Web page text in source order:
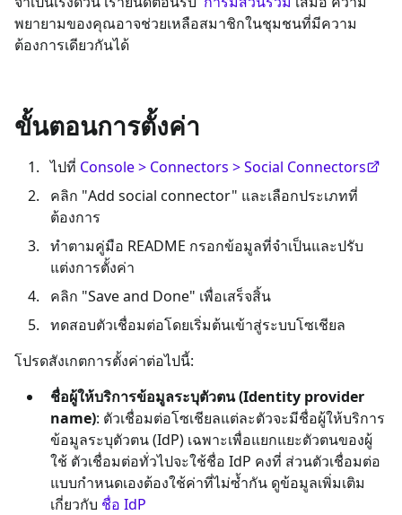
พยายามของคุณอาจช่วยเหลือสมาชิกในชุมชนที่มีความ
ต้องการเดียวกันได้
ขั้นตอนการตั้งค่า
ไปที่ Console > Connectors > Social Connectors
คลิก "Add social connector" และเลือกประเภทที่
ต้องการ
ทำตามคู่มือ README กรอกข้อมูลที่จำเป็นและปรับ
แต่งการตั้งค่า
คลิก "Save and Done" เพื่อเสร็จสิ้น
ทดสอบตัวเชื่อมต่อโดยเริ่มต้นเข้าสู่ระบบโซเชียล
โปรดสังเกตการตั้งค่าต่อไปนี้:
ชื่อผู้ให้บริการข้อมูลระบุตัวตน (Identity provider
name): ตัวเชื่อมต่อโซเชียลแต่ละตัวจะมีชื่อผู้ให้บริการ
ข้อมูลระบุตัวตน (IdP) เฉพาะเพื่อแยกแยะตัวตนของผู้
ใช้ ตัวเชื่อมต่อทั่วไปจะใช้ชื่อ IdP คงที่ ส่วนตัวเชื่อมต่อ
แบบกำหนดเองต้องใช้ค่าที่ไม่ซ้ำกัน ดูข้อมูลเพิ่มเติม
เกี่ยวกับ ชื่อ IdP